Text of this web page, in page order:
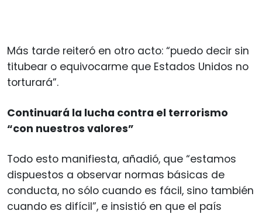
Más tarde reiteró en otro acto: “puedo decir sin
titubear o equivocarme que Estados Unidos no
torturará”.
Continuará la lucha contra el terrorismo
“con nuestros valores”
Todo esto manifiesta, añadió, que “estamos
dispuestos a observar normas básicas de
conducta, no sólo cuando es fácil, sino también
cuando es difícil”, e insistió en que el país